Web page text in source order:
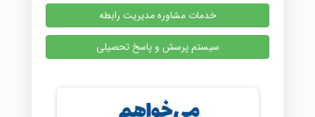
خدمات مشاوره مدیریت رابطه
سیستم پرسش و پاسخ تحصیلی